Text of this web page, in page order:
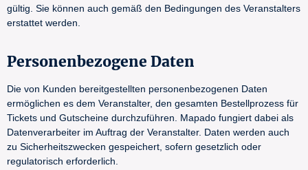
gültig. Sie können auch gemäß den Bedingungen des Veranstalters
erstattet werden.
Personenbezogene Daten
Die von Kunden bereitgestellten personenbezogenen Daten
ermöglichen es dem Veranstalter, den gesamten Bestellprozess für
Tickets und Gutscheine durchzuführen. Mapado fungiert dabei als
Datenverarbeiter im Auftrag der Veranstalter. Daten werden auch
zu Sicherheitszwecken gespeichert, sofern gesetzlich oder
regulatorisch erforderlich.